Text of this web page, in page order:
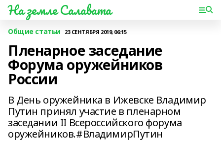
На земле Салавата
Общие статьи 23 СЕНТЯБРЯ 2019, 06:15
Пленарное заседание
Форума оружейников
России
В День оружейника в Ижевске Владимир
Путин принял участие в пленарном
заседании II Всероссийского форума
оружейников.#ВладимирПутин